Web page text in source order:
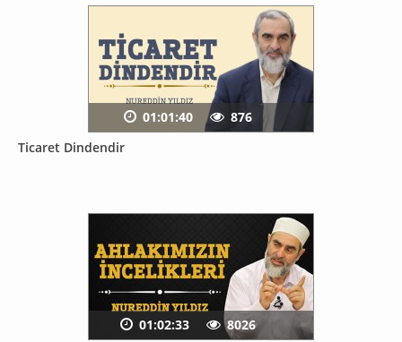
Ticaret Dindendir
01:01:40 876
01:02:33 8026